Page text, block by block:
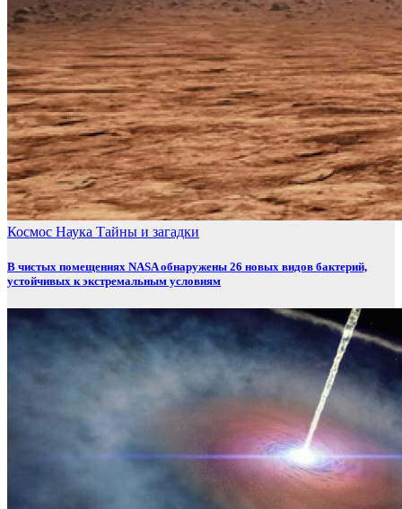
Космос Наука Тайны и загадки
В чистых помещениях NASA обнаружены 26 новых видов бактерий,
устойчивых к экстремальным условиям